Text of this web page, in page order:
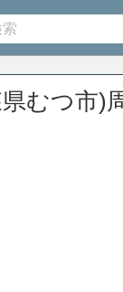
むつ市)